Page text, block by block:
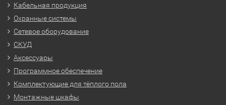
Кабельная продукция
Охранные системы
Сетевое оборудование
СКУД
Аксессуары
Программное обеспечение
Комплектующие для тёплого пола
Монтажные шкафы